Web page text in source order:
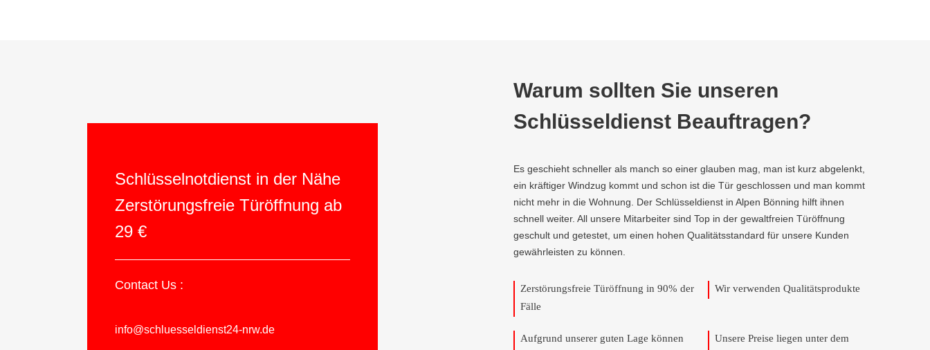
Schlüsselnotdienst in der Nähe
Zerstörungsfreie Türöffnung ab
29 €
Contact Us :
info@schluesseldienst24-nrw.de
Warum sollten Sie unseren
Schlüsseldienst Beauftragen?
Es geschieht schneller als manch so einer glauben mag, man ist kurz abgelenkt,
ein kräftiger Windzug kommt und schon ist die Tür geschlossen und man kommt
nicht mehr in die Wohnung. Der Schlüsseldienst in Alpen Bönning hilft ihnen
schnell weiter. All unsere Mitarbeiter sind Top in der gewaltfreien Türöffnung
geschult und getestet, um einen hohen Qualitätsstandard für unsere Kunden
gewährleisten zu können.
Zerstörungsfreie Türöffnung in 90% der
Fälle
Wir verwenden Qualitätsprodukte
Aufgrund unserer guten Lage können
Unsere Preise liegen unter dem